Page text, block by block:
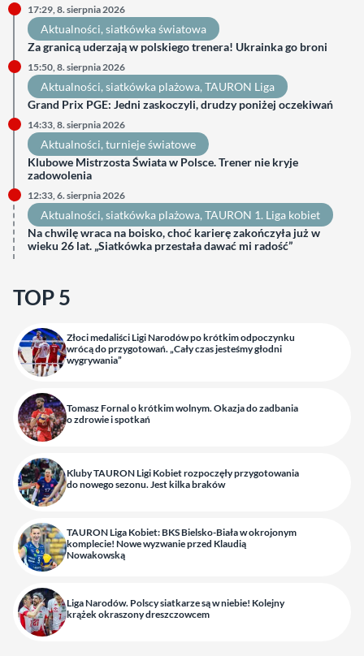
17:29, 8. sierpnia 2026
Aktualności, siatkówka światowa
Za granicą uderzają w polskiego trenera! Ukrainka go broni
15:50, 8. sierpnia 2026
Aktualności, siatkówka plażowa, TAURON Liga
Grand Prix PGE: Jedni zaskoczyli, drudzy poniżej oczekiwań
14:33, 8. sierpnia 2026
Aktualności, turnieje światowe
Klubowe Mistrzosta Świata w Polsce. Trener nie kryje
zadowolenia
12:33, 6. sierpnia 2026
Aktualności, siatkówka plażowa, TAURON 1. Liga kobiet
Na chwilę wraca na boisko, choć karierę zakończyła już w
wieku 26 lat. „Siatkówka przestała dawać mi radość”
TOP 5
Złoci medaliści Ligi Narodów po krótkim odpoczynku
wrócą do przygotowań. „Cały czas jesteśmy głodni
wygrywania”
Tomasz Fornal o krótkim wolnym. Okazja do zadbania
o zdrowie i spotkań
Kluby TAURON Ligi Kobiet rozpoczęły przygotowania
do nowego sezonu. Jest kilka braków
TAURON Liga Kobiet: BKS Bielsko-Biała w okrojonym
komplecie! Nowe wyzwanie przed Klaudią
Nowakowską
Liga Narodów. Polscy siatkarze są w niebie! Kolejny
krążek okraszony dreszczowcem